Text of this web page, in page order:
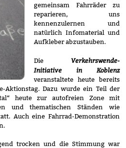
gemeinsam Fahrräder zu
reparieren, uns
kennenzulernen und
natürlich Infomaterial und
Aufkleber abzustauben.
DieVerkehrswende-
Initiative in Koblenz
veranstaltete heute bereits
Aktionstag. Dazu wurde ein Teil der
heute zur autofreien Zone mit
und thematischen Ständen wie
Auch eine Fahrrad-Demonstration
trocken und die Stimmung war